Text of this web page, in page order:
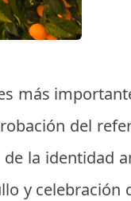
más
del
la identidad
y celebración